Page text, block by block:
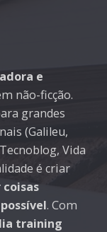
e
não-ficção.
grandes
(Galileu,
Vida
é criar
. Com
training